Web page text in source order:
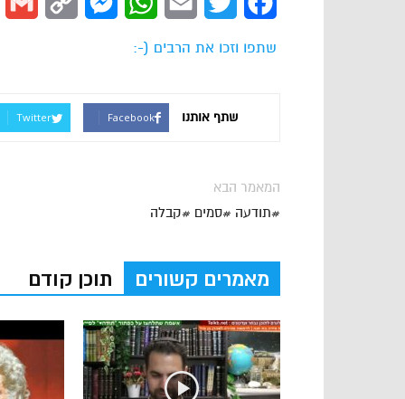
שתפו וזכו את הרבים (-:
שתף אותנו Facebook
Twitter
המאמר הבא
#תודעה #סמים #קבלה
מאמרים קשורים תוכן קודם